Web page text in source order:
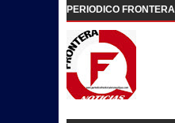
PERIODICO FRONTERA